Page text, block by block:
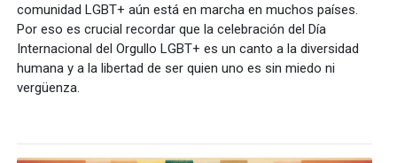
comunidad LGBT+ aún está en marcha en muchos países.
Por eso es crucial recordar que la celebración del Día
Internacional del Orgullo LGBT+ es un canto a la diversidad
humana y a la libertad de ser quien uno es sin miedo ni
vergüenza.